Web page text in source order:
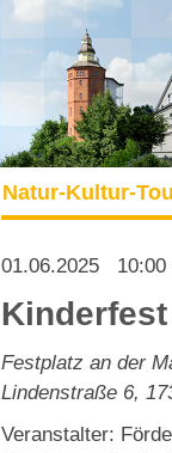
Natur-Kultur-
01.06.2025 10:00
Kinderfest
Festplatz an der
Lindenstraße 6,
Veranstalter: